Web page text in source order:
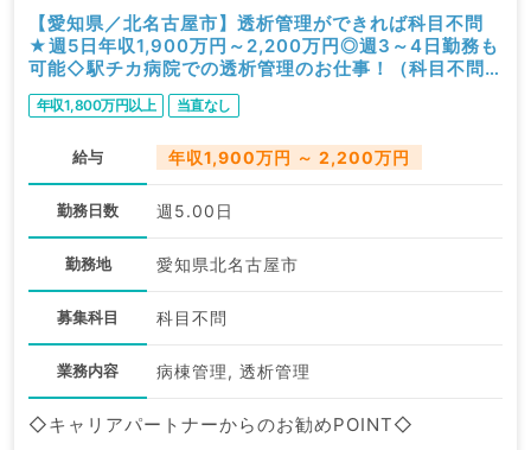
【愛知県／北名古屋市】透析管理ができれば科目不問
★週5日年収1,900万円～2,200万円◎週3～4日勤務も
可能◇駅チカ病院での透析管理のお仕事！（科目不問
／常勤）
年収1,800万円以上 当直なし
給与 年収1,900万円 ～ 2,200万円
勤務日数 週5.00日
勤務地 愛知県北名古屋市
募集科目 科目不問
業務内容 病棟管理, 透析管理
◇キャリアパートナーからのお勧めPOINT◇